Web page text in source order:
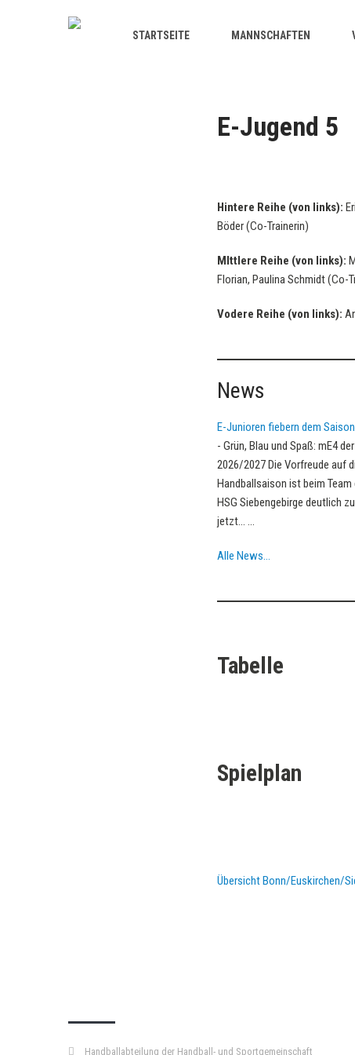
STARTSEITE MANNSCHAFTEN
E-Jugend 5
Hintere Reihe (von links):
Böder (Co-Trainerin)
MIttlere Reihe (von links):
Florian, Paulina Schmidt (Co-
Vodere Reihe (von links):
News
E-Junioren fiebern dem
- Grün, Blau und Spaß: mE4
2026/2027 Die Vorfreude auf
Handballsaison ist beim Team
HSG Siebengebirge deutlich
jetzt… ...
Alle News…
Tabelle
Spielplan
Übersicht Bonn/Euskirchen/
Handballabteilung der Handball- und Sportgemeinschaft